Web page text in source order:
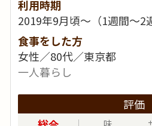
利用時期
2019年9月頃～（1週間～2
食事をした方
女性／80代／東京都
一人暮らし
評価
味